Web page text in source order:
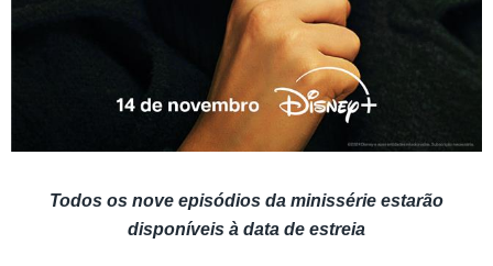
Todos os nove episódios da minissérie estarão
disponíveis à data de estreia